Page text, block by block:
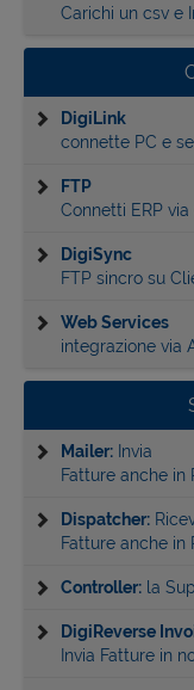
Carichi un csv e
DigiLink
connette PC e
FTP
Connetti ERP via
DigiSync
FTP sincro su
Web Services
integrazione via
Mailer: Invia
Fatture anche in
Dispatcher:
Fatture anche in
Controller: la
DigiReverse
Invia Fatture in